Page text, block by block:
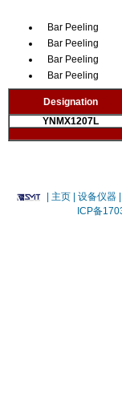
Bar Peeling
Bar Peeling
Bar Peeling
Bar Peeling
Designation
YNMX1207L
主页 | 设备仪器
ICP备